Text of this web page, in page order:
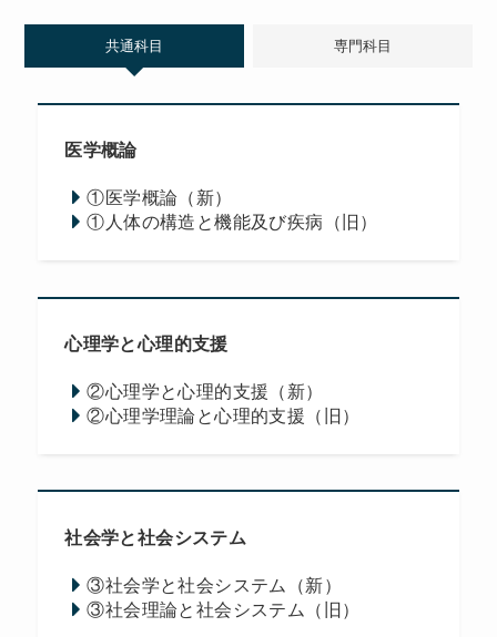
共通科目 専門科目
医学概論
①医学概論（新）
①人体の構造と機能及び疾病（旧）
心理学と心理的支援
②心理学と心理的支援（新）
②心理学理論と心理的支援（旧）
社会学と社会システム
③社会学と社会システム（新）
③社会理論と社会システム（旧）